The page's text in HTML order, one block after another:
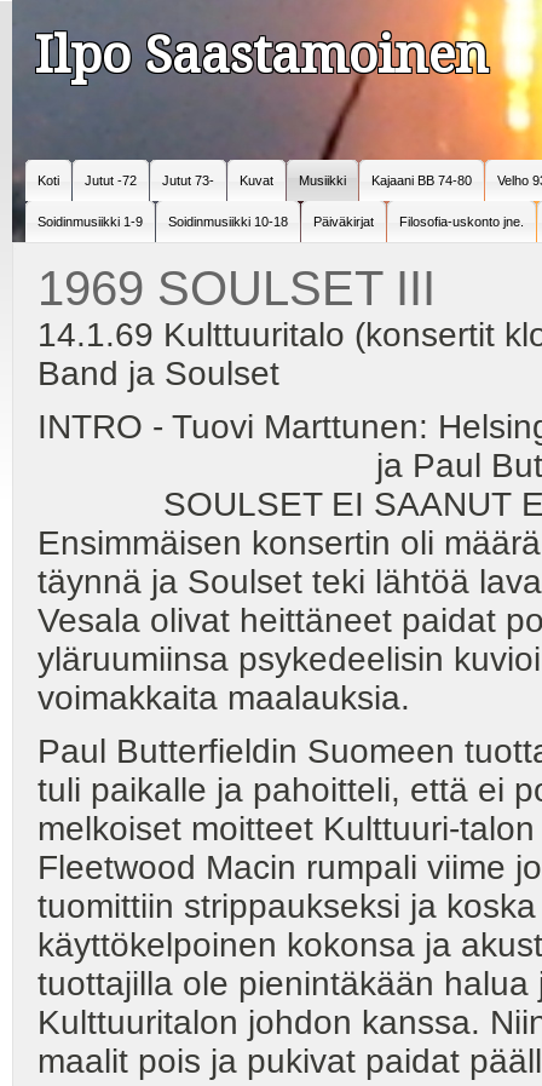
Ilpo Saastamoinen
Koti Jutut -72 Jutut 73- Kuvat Musiikki Kajaani BB 74-80 Velho
Soidinmusiikki 1-9 Soidinmusiikki 10-18 Päiväkirjat Filosofia-uskonto jne.
1969 SOULSET III
14.1.69 Kulttuuritalo (konsertit
Band ja Soulset
INTRO - Tuovi Marttunen:
ja Paul Butterfield
SOULSET EI SAANUT
Ensimmäisen konsertin oli
täynnä ja Soulset teki lähtöä
Vesala olivat heittäneet paidat
yläruumiinsa psykedeelisin
voimakkaita maalauksia.
Paul Butterfieldin Suomeen
tuli paikalle ja pahoitteli, että ei
melkoiset moitteet Kulttuuri-
Fleetwood Macin rumpali viime
tuomittiin strippaukseksi ja
käyttökelpoinen kokonsa ja
tuottajilla ole pienintäkään halua
Kulttuuritalon johdon kanssa.
maalit pois ja pukivat paidat